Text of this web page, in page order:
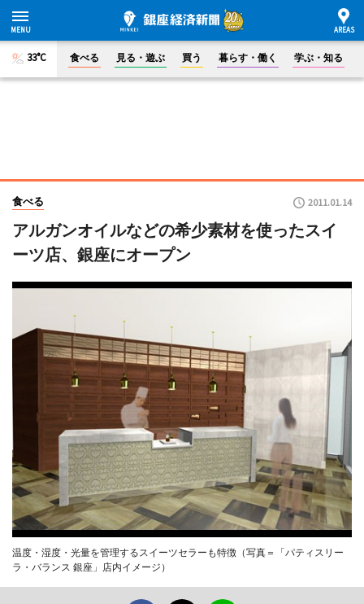
33°C 食べる 見る・遊ぶ 買う 暮らす・働く 学ぶ・知る
食べる 2011.01.14
アルガンオイルなどの希少素材を使ったスイ
ーツ店、銀座にオープン
温度・湿度・光量を管理するスイーツセラーも特徴（写真＝「パティスリー
ラ・バランス 銀座」店内イメージ）